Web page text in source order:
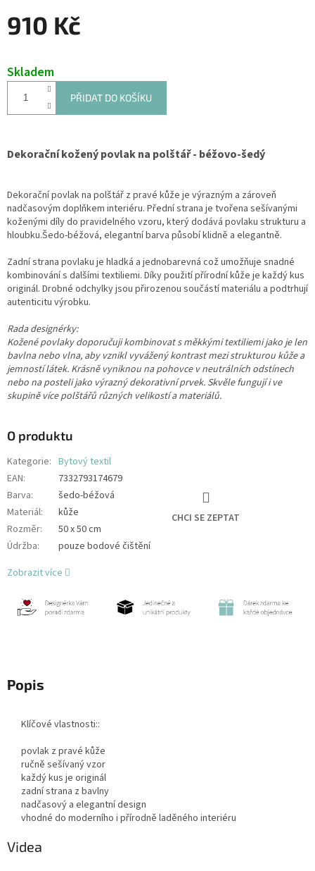
910 Kč
Skladem
PŘIDAT DO KOŠÍKU
Dekorační kožený povlak na polštář - béžovo-šedý
Dekorační povlak na polštář z pravé kůže je výrazným a zároveň
nadčasovým doplňkem interiéru. Přední strana je tvořena sešívanými
koženými díly do pravidelného vzoru, který dodává povlaku strukturu a
hloubku.Šedo-béžová, elegantní barva působí klidně a elegantně.
Zadní strana povlaku je hladká a jednobarevná což umožňuje snadné
kombinování s dalšími textiliemi. Díky použití přírodní kůže je každý kus
originál. Drobné odchylky jsou přirozenou součástí materiálu a podtrhují
autenticitu výrobku.
Rada designérky:
Kožené povlaky doporučuji kombinovat s měkkými textiliemi jako je len
bavlna nebo vlna, aby vznikl vyvážený kontrast mezi strukturou kůže a
jemností látek. Krásně vyniknou na pohovce v neutrálních odstínech
nebo na posteli jako výrazný dekorativní prvek. Skvěle fungují i ve
skupině více polštářů různých velikostí a materiálů.
O produktu
Kategorie: Bytový textil
EAN:
7332793174679
Barva:
šedo-béžová
Materiál:
kůže
Rozměr:
50 x 50 cm
Údržba: pouze bodové čištění
CHCI SE ZEPTAT
Zobrazit více
Popis
Klíčové vlastnosti::
povlak z pravé kůže
ručně sešívaný vzor
každý kus je originál
zadní strana z bavlny
nadčasový a elegantní design
vhodné do moderního i přírodně laděného interiéru
Videa